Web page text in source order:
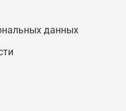
данных